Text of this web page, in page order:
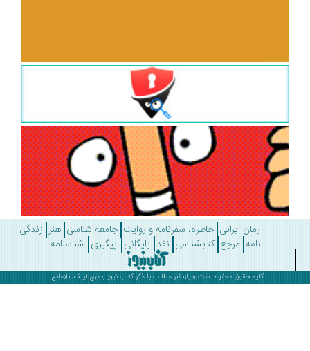
رمان ایرانی خاطره، سفرنامه و روایت جامعه شناسی هنر زندگی
مرجع کتابشناسی نقد بایگانی پیگیری شناسنامه
کلیه حقوق محفوظ است و بازنشر مطالب با ذکرکتاب نیوز و درج لینک، بلامانع .